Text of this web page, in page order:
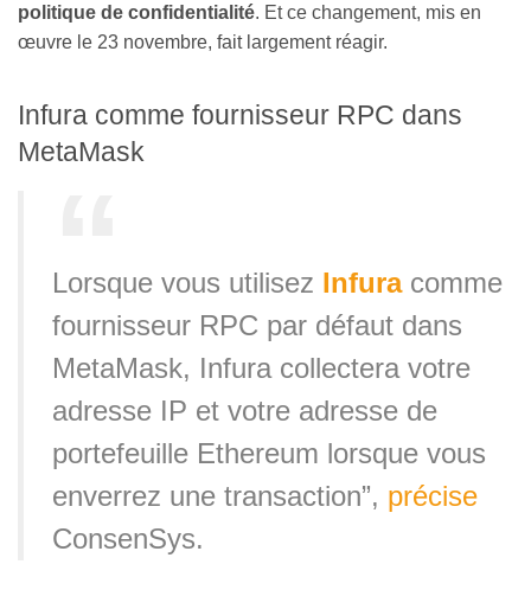
politique de confidentialité. Et ce changement, mis en
œuvre le 23 novembre, fait largement réagir.
Infura comme fournisseur RPC dans
MetaMask
Lorsque vous utilisez Infura comme
fournisseur RPC par défaut dans
MetaMask, Infura collectera votre
adresse IP et votre adresse de
portefeuille Ethereum lorsque vous
enverrez une transaction”, précise
ConsenSys.